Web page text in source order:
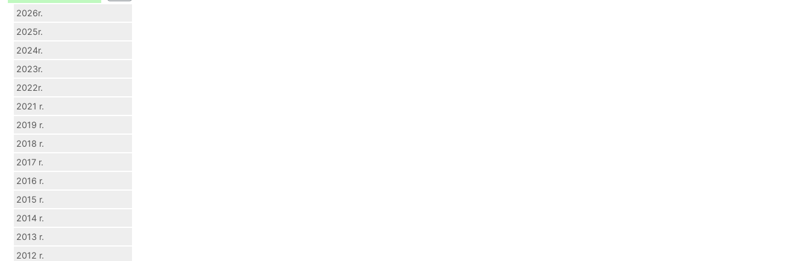
2026r.
2025r.
2024r.
2023r.
2022r.
2021 r.
2019 r.
2018 r.
2017 r.
2016 r.
2015 r.
2014 r.
2013 r.
2012 r.